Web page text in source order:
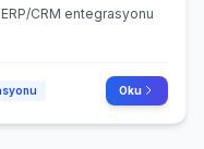
ERP/CRM entegrasyonu
Oku